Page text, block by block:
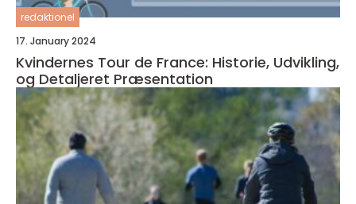
redaktionel
17. January 2024
Kvindernes Tour de France: Historie, Udvikling,
og Detaljeret Præsentation